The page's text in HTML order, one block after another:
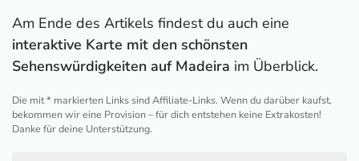
Am Ende des Artikels findest du auch eine
interaktive Karte mit den schönsten
Sehenswürdigkeiten auf Madeira im Überblick.
Die mit * markierten Links sind Affiliate-Links. Wenn du darüber kaufst,
bekommen wir eine Provision – für dich entstehen keine Extrakosten!
Danke für deine Unterstützung.